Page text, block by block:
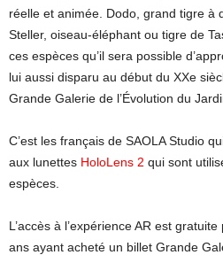
réelle et animée. Dodo, grand tigre à
Steller, oiseau-éléphant ou tigre de
ces espèces qu’il sera possible
lui aussi disparu au début du XXe
Grande Galerie de l’Évolution du
C’est les français de SAOLA Studio
aux lunettes HoloLens 2 qui sont
espèces.
L’accès à l’expérience AR est
ans ayant acheté un billet Grande